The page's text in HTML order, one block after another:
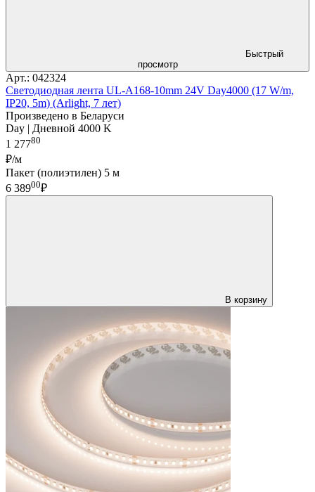
Быстрый
просмотр
Арт.: 042324
Светодиодная лента UL-A168-10mm 24V Day4000 (17 W/m,
IP20, 5m) (Arlight, 7 лет)
Произведено в Беларуси
Day | Дневной 4000 K
1 27780
₽/м
Пакет (полиэтилен) 5 м
6 38900₽
В корзину